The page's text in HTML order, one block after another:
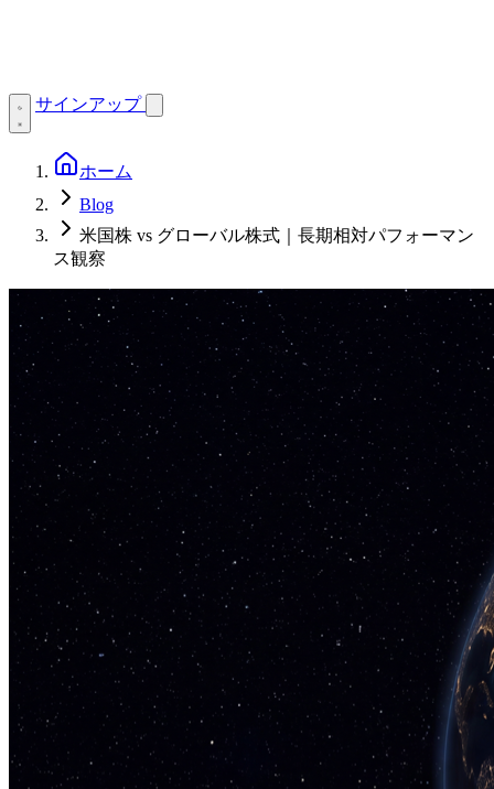
サインアップ
ホーム
Blog
米国株 vs グローバル株式｜長期相対パフォーマン
ス観察